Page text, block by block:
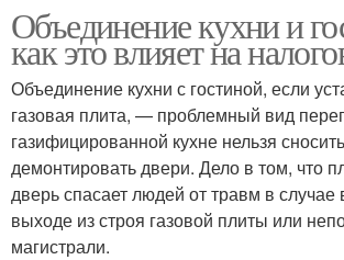
Объединение кухни и
как это влияет на
Объединение кухни с гостиной, если
газовая плита, — проблемный вид
газифицированной кухне нельзя
демонтировать двери. Дело в том, что
дверь спасает людей от травм в случае
выходе из строя газовой плиты или
магистрали.